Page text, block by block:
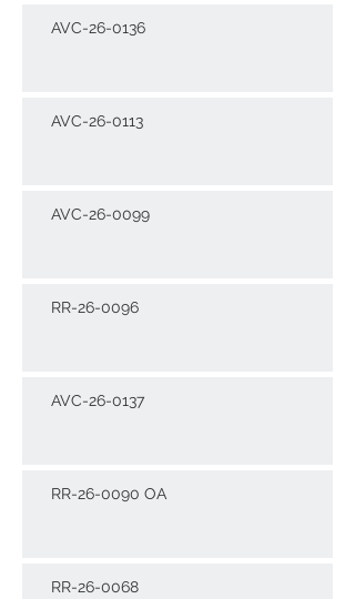
AVC-26-0136
AVC-26-0113
AVC-26-0099
RR-26-0096
AVC-26-0137
RR-26-0090 OA
RR-26-0068